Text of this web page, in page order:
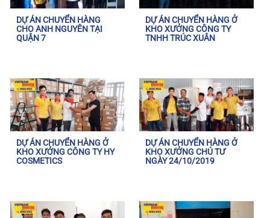
DỰ ÁN CHUYỂN HÀNG
CHO ANH NGUYÊN TẠI
QUẬN 7
DỰ ÁN CHUYỂN HÀNG Ở
KHO XƯỞNG CÔNG TY
TNHH TRÚC XUÂN
DỰ ÁN CHUYỂN HÀNG Ở
KHO XƯỞNG CÔNG TY HY
COSMETICS
DỰ ÁN CHUYỂN HÀNG Ở
KHO XƯỞNG CHÚ TƯ
NGÀY 24/10/2019